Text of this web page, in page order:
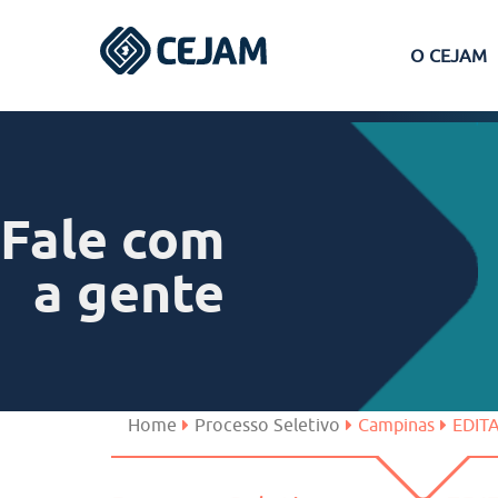
O CEJAM
Ferraz de Vasconcelos
São José dos Campos
Fale com
a gente
Home Processo Seletivo Campinas